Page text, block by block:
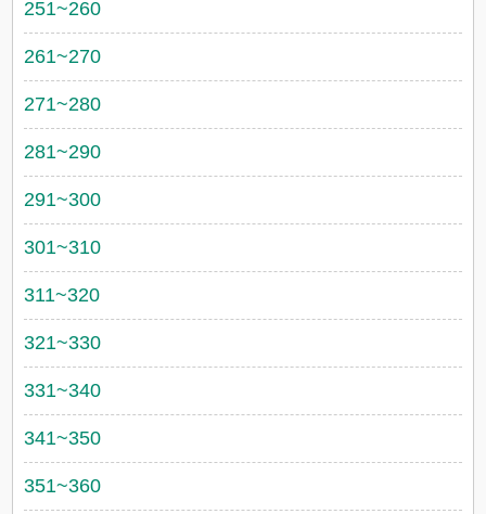
251~260
261~270
271~280
281~290
291~300
301~310
311~320
321~330
331~340
341~350
351~360